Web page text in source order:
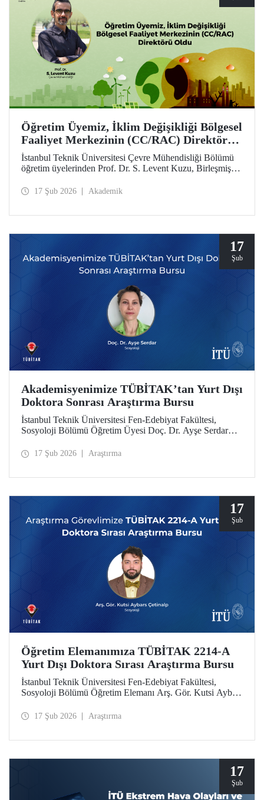
Öğretim Üyemiz, İklim Değişikliği Bölgesel
Faaliyet Merkezinin (CC/RAC) Direktörü
Oldu
İstanbul Teknik Üniversitesi Çevre Mühendisliği Bölümü
öğretim üyelerinden Prof. Dr. S. Levent Kuzu, Birleşmiş
(UNEP/MAP) bünyesinde faaliyet gösteren İklim
17 Şub 2026 Akademik
17
Şub
Akademisyenimize TÜBİTAK’tan Yurt Dışı
Doktora Sonrası Araştırma Bursu
İstanbul Teknik Üniversitesi Fen-Edebiyat Fakültesi,
Sosyoloji Bölümü Öğretim Üyesi Doç. Dr. Ayşe Serdar
Programı kapsamında desteklenmeye hak kazandı.
17 Şub 2026 Araştırma
17
Şub
Öğretim Elemanımıza TÜBİTAK 2214-A
Yurt Dışı Doktora Sırası Araştırma Bursu
İstanbul Teknik Üniversitesi Fen-Edebiyat Fakültesi,
Sosyoloji Bölümü Öğretim Elemanı Arş. Gör. Kutsi Aybars
Araştırma Bursu kapsamında desteklenmeye hak kazandı.
17 Şub 2026 Araştırma
17
Şub